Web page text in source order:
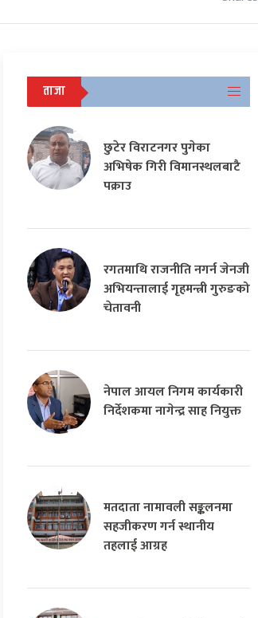
ताजा
छुटेर विराटनगर पुगेका
अभिषेक गिरी विमानस्थलबाटै
पक्राउ
रगतमाथि राजनीति नगर्न जेनजी
अभियन्तालाई गृहमन्त्री गुरुङको
चेतावनी
नेपाल आयल निगम कार्यकारी
निर्देशकमा नागेन्द्र साह नियुक्त
मतदाता नामावली सङ्कलनमा
सहजीकरण गर्न स्थानीय
तहलाई आग्रह